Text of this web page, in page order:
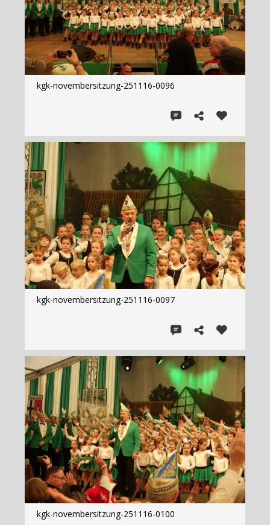
kgk-novembersitzung-251116-0096
kgk-novembersitzung-251116-0097
kgk-novembersitzung-251116-0100